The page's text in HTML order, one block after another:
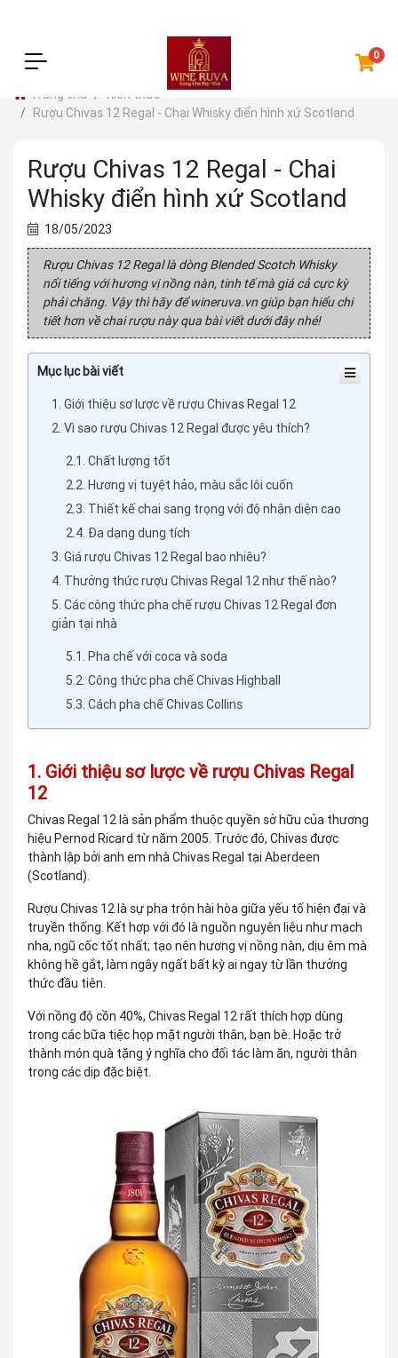
Trang chủ
Kiến thức
Rượu Chivas 12 Regal - Chai Whisky điển hình xứ Scotland
Rượu Chivas 12 Regal - Chai
Whisky điển hình xứ Scotland
18/05/2023
Rượu Chivas 12 Regal là dòng Blended Scotch Whisky
nổi tiếng với hương vị nồng nàn, tinh tế mà giá cả cực kỳ
phải chăng. Vậy thì hãy để wineruva.vn giúp bạn hiểu chi
tiết hơn về chai rượu này qua bài viết dưới đây nhé!
Mục lục bài viết
1. Giới thiệu sơ lược về rượu Chivas Regal 12
2. Vì sao rượu Chivas 12 Regal được yêu thích?
2.1. Chất lượng tốt
2.2. Hương vị tuyệt hảo, màu sắc lôi cuốn
2.3. Thiết kế chai sang trọng với độ nhận diện cao
2.4. Đa dạng dung tích
3. Giá rượu Chivas 12 Regal bao nhiêu?
4. Thưởng thức rượu Chivas Regal 12 như thế nào?
5. Các công thức pha chế rượu Chivas 12 Regal đơn
giản tại nhà
5.1. Pha chế với coca và soda
5.2. Công thức pha chế Chivas Highball
5.3. Cách pha chế Chivas Collins
1. Giới thiệu sơ lược về rượu Chivas Regal
12
Chivas Regal 12 là sản phẩm thuộc quyền sở hữu của thương
hiệu Pernod Ricard từ năm 2005. Trước đó, Chivas được
thành lập bởi anh em nhà Chivas Regal tại Aberdeen
(Scotland).
Rượu Chivas 12 là sự pha trộn hài hòa giữa yếu tố hiện đại và
truyền thống. Kết hợp với đó là nguồn nguyên liệu như mạch
nha, ngũ cốc tốt nhất; tạo nên hương vị nồng nàn, dịu êm mà
không hề gắt, làm ngây ngất bất kỳ ai ngay từ lần thưởng
thức đầu tiên.
Với nồng độ cồn 40%, Chivas Regal 12 rất thích hợp dùng
trong các bữa tiệc họp mặt người thân, bạn bè. Hoặc trở
thành món quà tặng ý nghĩa cho đối tác làm ăn, người thân
trong các dịp đặc biệt.